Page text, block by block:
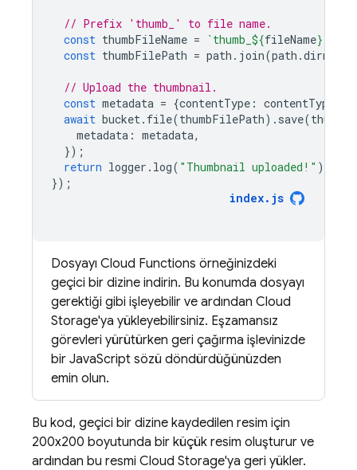
// Prefix 'thumb_' to file name.
const thumbFileName = `thumb_ ${fileName}
const thumbFilePath = path . join(path .dirname
// Upload the thumbnail.
const metadata = {contentType : contentType
await bucket. file(thumbFilePath). save(
metadata : metadata,
});
return logger . log( "Thumbnail uploaded!" );
});
index. js
Dosyayı Cloud Functions örneğinizdeki
geçici bir dizine indirin. Bu konumda dosyayı
gerektiği gibi işleyebilir ve ardından Cloud
Storage'ya yükleyebilirsiniz. Eşzamansız
görevleri yürütürken geri çağırma işlevinizde
bir JavaScript sözü döndürdüğünüzden
emin olun.
Bu kod, geçici bir dizine kaydedilen resim için
200x200 boyutunda bir küçük resim oluşturur ve
ardından bu resmi Cloud Storage'ya geri yükler.